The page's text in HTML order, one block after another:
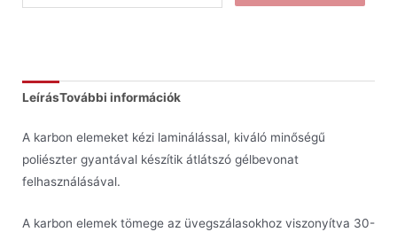
LeírásTovábbi információk
A karbon elemeket kézi laminálással, kiváló minőségű
poliészter gyantával készítik átlátszó gélbevonat
felhasználásával.
A karbon elemek tömege az üvegszálasokhoz viszonyítva 30-